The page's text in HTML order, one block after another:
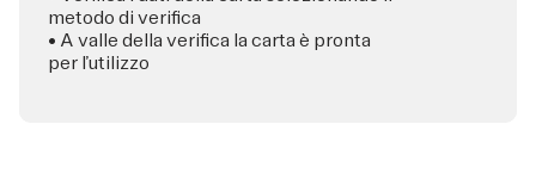
metodo di verifica
• A valle della verifica la carta è pronta
per l’utilizzo